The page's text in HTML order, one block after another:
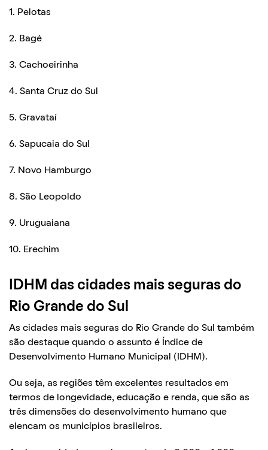
1. Pelotas
2. Bagé
3. Cachoeirinha
4. Santa Cruz do Sul
5. Gravataí
6. Sapucaia do Sul
7. Novo Hamburgo
8. São Leopoldo
9. Uruguaiana
10. Erechim
IDHM das cidades mais seguras do
Rio Grande do Sul
As cidades mais seguras do Rio Grande do Sul também
são destaque quando o assunto é Índice de
Desenvolvimento Humano Municipal (IDHM).
Ou seja, as regiões têm excelentes resultados em
termos de longevidade, educação e renda, que são as
três dimensões do desenvolvimento humano que
elencam os municípios brasileiros.